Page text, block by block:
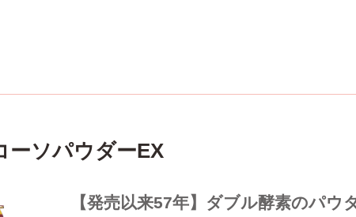
ーソパウダーEX
【発売以来57年】ダブル酵素のパウ